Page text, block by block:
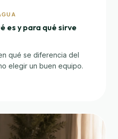
es y para qué sirve
qué se diferencia del
elegir un buen equipo.